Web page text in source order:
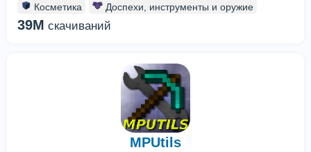
Косметика Доспехи, инструменты и оружие
39M скачиваний
MPUtils